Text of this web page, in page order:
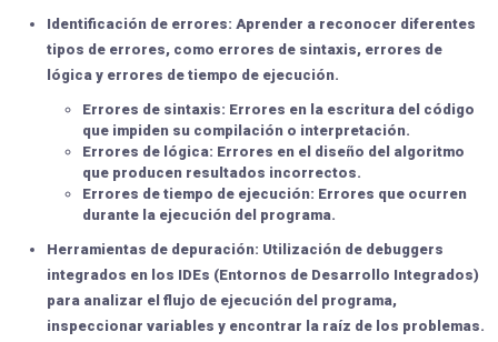
Identificación de errores: Aprender a reconocer diferentes
tipos de errores, como errores de sintaxis, errores de
lógica y errores de tiempo de ejecución.
Errores de sintaxis: Errores en la escritura del código
que impiden su compilación o interpretación.
Errores de lógica: Errores en el diseño del algoritmo
que producen resultados incorrectos.
Errores de tiempo de ejecución: Errores que ocurren
durante la ejecución del programa.
Herramientas de depuración: Utilización de debuggers
integrados en los IDEs (Entornos de Desarrollo Integrados)
para analizar el flujo de ejecución del programa,
inspeccionar variables y encontrar la raíz de los problemas.